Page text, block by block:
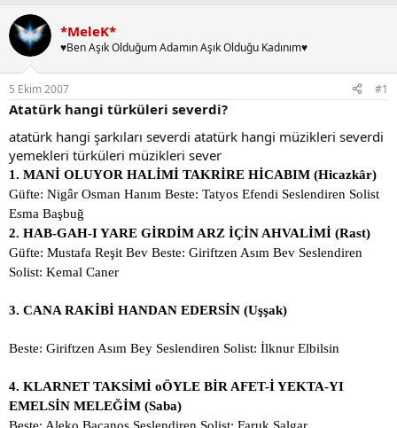
n
b
u
y
u
b
a
l
a
t
a
n
l
a
ı
ç
a
r
i
h
*MeleK*
♥Ben Aşık Olduğum Adamın Aşık Olduğu Kadınım♥
5 Ekim 2007 #1
Atatürk hangi türküleri severdi?
atatürk hangi şarkıları severdi atatürk hangi müzikleri severdi
yemekleri türküleri müzikleri sever
1. MANİ OLUYOR HALİMİ TAKRİRE HİCABIM (Hicazkâr)
Güfte: Nigâr Osman Hanım Beste: Tatyos Efendi Seslendiren Solist
Esma Başbuğ
2. HAB-GAH-I YARE GİRDİM ARZ İÇİN AHVALİMİ (Rast)
Güfte: Mustafa Reşit Bev Beste: Giriftzen Asım Bev Seslendiren
Solist: Kemal Caner
3. CANA RAKİBİ HANDAN EDERSİN (Uşşak)
Beste: Giriftzen Asım Bey Seslendiren Solist: İlknur Elbilsin
4. KLARNET TAKSİMİ oÖYLE BİR AFET-İ YEKTA-YI
EMELSİN MELEĞİM (Saba)
Beste: Aleko Bacanos Seslendiren Solist: Faruk Salgar